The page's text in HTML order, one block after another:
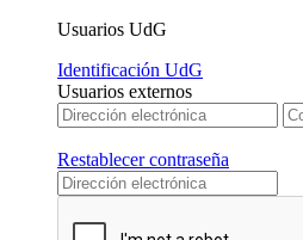
Usuarios UdG
Identificación UdG
Usuarios externos
Restablecer contraseña